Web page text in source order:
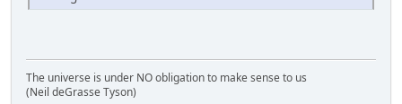
The universe is under NO obligation to make sense to us
(Neil deGrasse Tyson)